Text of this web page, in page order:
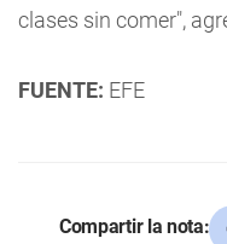
clases sin comer",
FUENTE: EFE
Compartir la nota: